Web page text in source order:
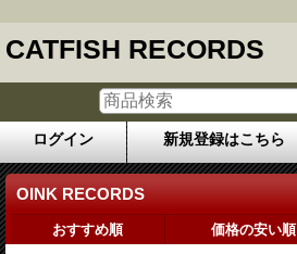
CATFISH RECORDS
ログイン 新規登録はこちら
OINK RECORDS
おすすめ順 価格の安い順